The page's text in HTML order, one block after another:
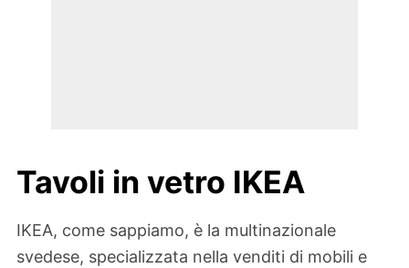
Tavoli in vetro IKEA
IKEA, come sappiamo, è la multinazionale
svedese, specializzata nella venditi di mobili e